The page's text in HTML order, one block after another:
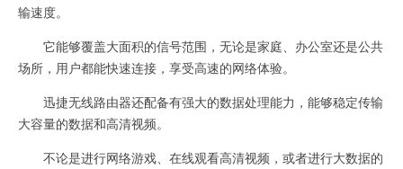
输速度。
它能够覆盖大面积的信号范围，无论是家庭、办公室还是公共
场所，用户都能快速连接，享受高速的网络体验。
迅捷无线路由器还配备有强大的数据处理能力，能够稳定传输
大容量的数据和高清视频。
不论是进行网络游戏、在线观看高清视频，或者进行大数据的